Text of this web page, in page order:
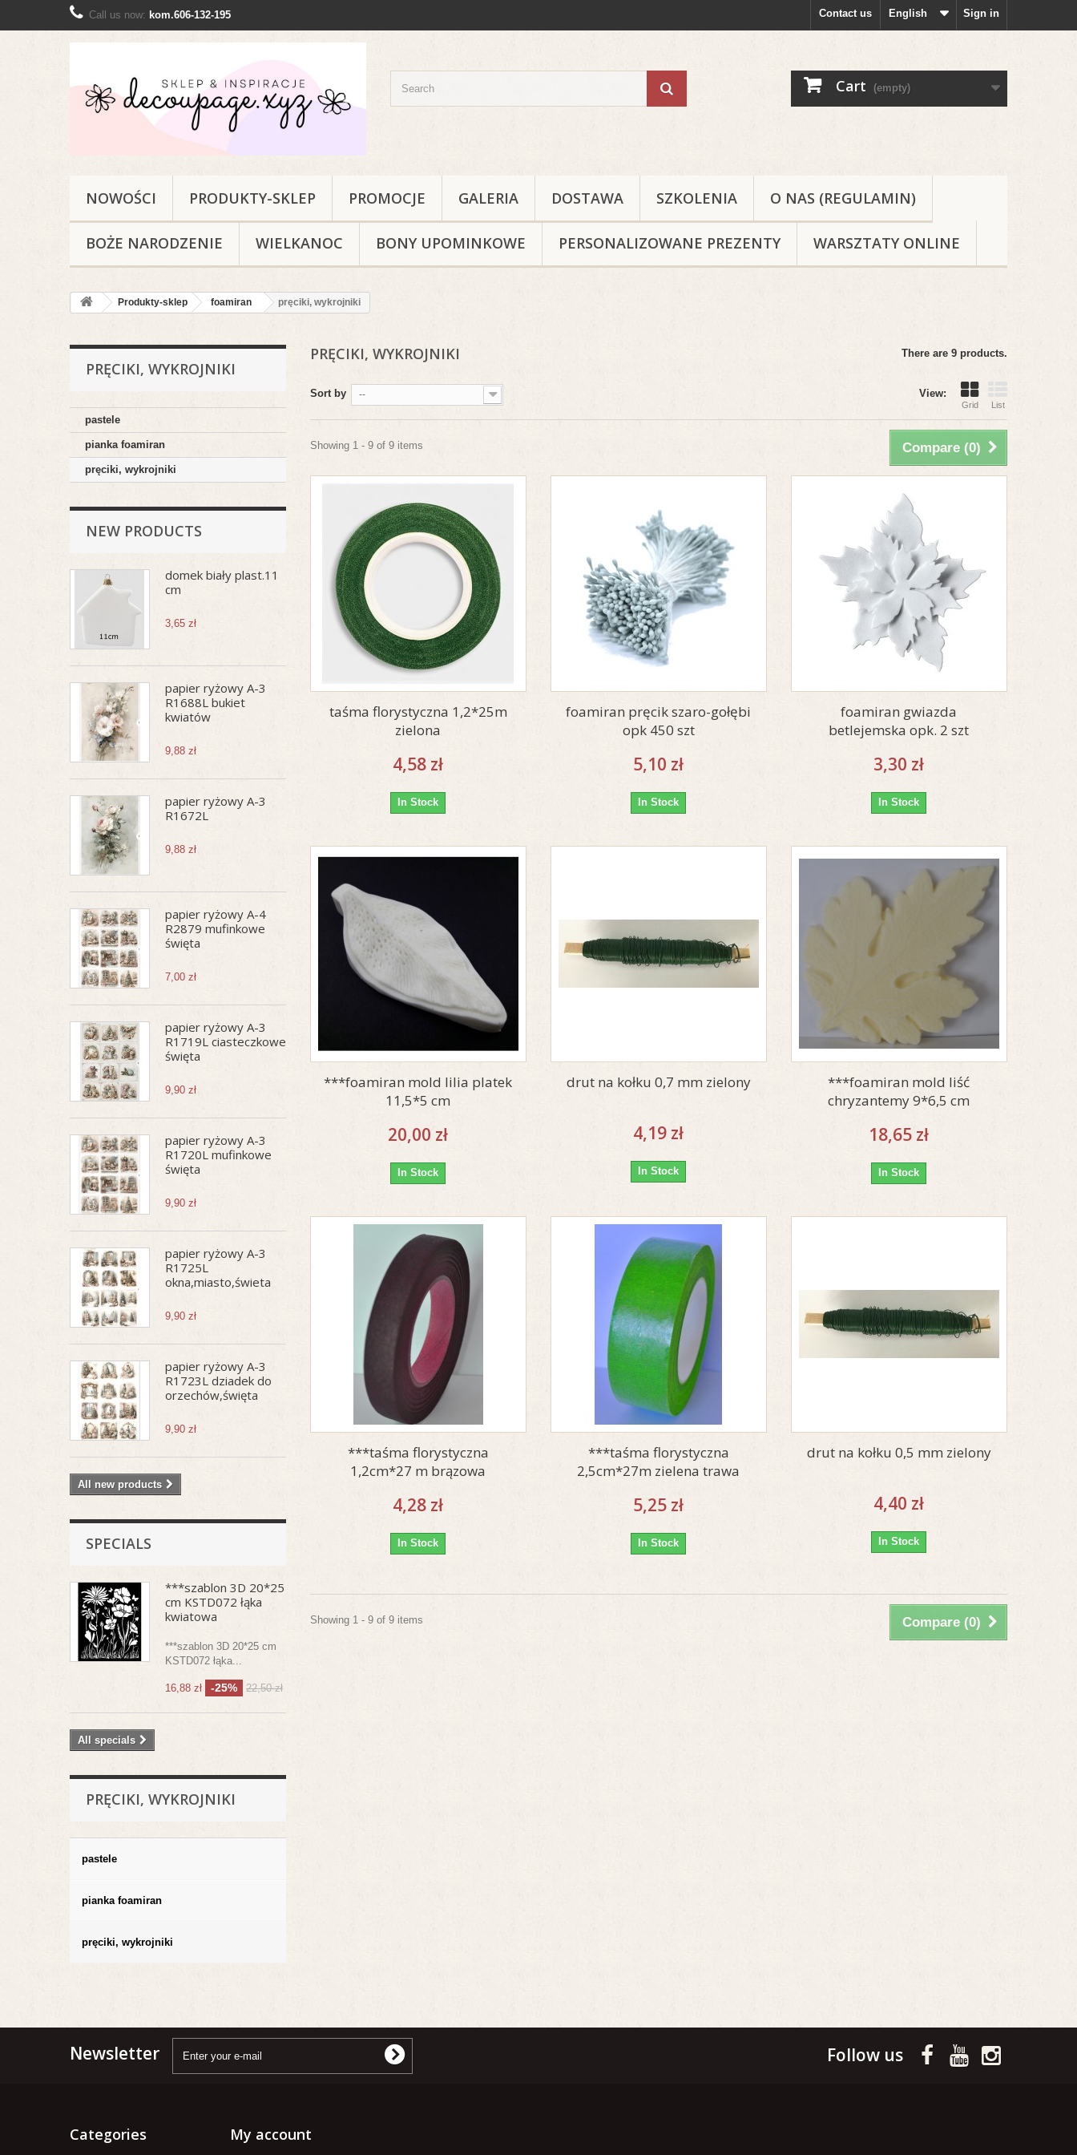
Sign in
English
Contact us
Call us now: kom.606-132-195
Cart (empty)
NOWOŚCI PRODUKTY-SKLEP PROMOCJE GALERIA DOSTAWA SZKOLENIA O NAS (REGULAMIN)
BOŻE NARODZENIE WIELKANOC BONY UPOMINKOWE PERSONALIZOWANE PREZENTY WARSZTATY ONLINE
Produkty-sklep foamiran pręciki, wykrojniki
PRĘCIKI, WYKROJNIKI
pastele
pianka foamiran
pręciki, wykrojniki
NEW PRODUCTS
domek biały plast.11
cm
3,65 zł
papier ryżowy A-3
R1688L bukiet
kwiatów
9,88 zł
papier ryżowy A-3
R1672L
9,88 zł
papier ryżowy A-4
R2879 mufinkowe
święta
7,00 zł
papier ryżowy A-3
R1719L ciasteczkowe
święta
9,90 zł
papier ryżowy A-3
R1720L mufinkowe
święta
9,90 zł
papier ryżowy A-3
R1725L
okna,miasto,świeta
9,90 zł
papier ryżowy A-3
R1723L dziadek do
orzechów,święta
9,90 zł
All new products
SPECIALS
***szablon 3D 20*25
cm KSTD072 łąka
kwiatowa
***szablon 3D 20*25 cm
KSTD072 łąka...
16,88 zł -25% 22,50 zł
All specials
PRĘCIKI, WYKROJNIKI
pastele
pianka foamiran
pręciki, wykrojniki
PRĘCIKI, WYKROJNIKI There are 9 products.
View:
Grid List
Sort by --
Compare (0)
Showing 1 - 9 of 9 items
taśma florystyczna 1,2*25m
zielona
4,58 zł
In Stock
foamiran pręcik szaro-gołębi
opk 450 szt
5,10 zł
In Stock
foamiran gwiazda
betlejemska opk. 2 szt
3,30 zł
In Stock
***foamiran mold lilia platek
11,5*5 cm
20,00 zł
In Stock
drut na kołku 0,7 mm zielony
4,19 zł
In Stock
***foamiran mold liść
chryzantemy 9*6,5 cm
18,65 zł
In Stock
***taśma florystyczna
1,2cm*27 m brązowa
4,28 zł
In Stock
***taśma florystyczna
2,5cm*27m zielena trawa
5,25 zł
In Stock
drut na kołku 0,5 mm zielony
4,40 zł
In Stock
Compare (0)
Showing 1 - 9 of 9 items
Newsletter Follow us
Categories My account